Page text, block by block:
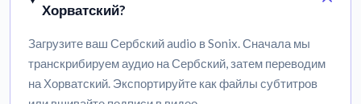
Хорватский?
Загрузите ваш Сербский audio в Sonix. Сначала мы
транскрибируем аудио на Сербский, затем переводим
на Хорватский. Экспортируйте как файлы субтитров